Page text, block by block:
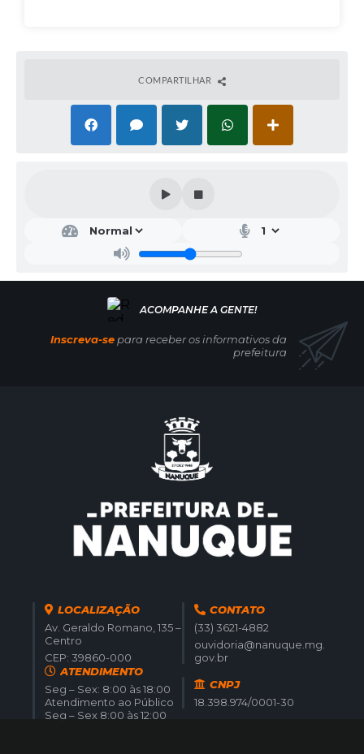
COMPARTILHAR
Inscreva-separa receber os informativos da
prefeitura
LOCALIZAÇÃO
Av. Geraldo Romano, 135 –
Centro
CEP: 39860-000
CONTATO
(33) 3621-4882
ouvidoria@nanuque.mg.
gov.br
ATENDIMENTO
Seg – Sex: 8:00 às 18:00
Atendimento ao Público
Seg – Sex 8:00 às 12:00
CNPJ
18.398.974/0001-30